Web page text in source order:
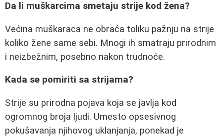
Da li muškarcima smetaju strije kod žena?
Većina muškaraca ne obraća toliku pažnju na strije
koliko žene same sebi. Mnogi ih smatraju prirodnim
i neizbežnim, posebno nakon trudnoće.
Kada se pomiriti sa strijama?
Strije su prirodna pojava koja se javlja kod
ogromnog broja ljudi. Umesto opsesivnog
pokušavanja njihovog uklanjanja, ponekad je